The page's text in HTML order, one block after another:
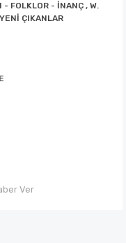
- FOLKLOR - İNANÇ ,W.
YENİ ÇIKANLAR
Ver